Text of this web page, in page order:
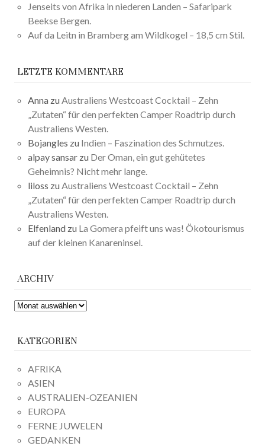
Jenseits von Afrika in niederen Landen – Safaripark
Beekse Bergen.
Auf da Leitn in Bramberg am Wildkogel – 18,5 cm Stil.
LETZTE KOMMENTARE
Anna zu Australiens Westcoast Cocktail – Zehn
„Zutaten“ für den perfekten Camper Roadtrip durch
Australiens Westen.
Bojangles zu Indien – Faszination des Schmutzes.
alpay sansar zu Der Oman, ein gut gehütetes
Geheimnis? Nicht mehr lange.
liloss zu Australiens Westcoast Cocktail – Zehn
„Zutaten“ für den perfekten Camper Roadtrip durch
Australiens Westen.
Elfenland zu La Gomera pfeift uns was! Ökotourismus
auf der kleinen Kanareninsel.
ARCHIV
ARCHIV
KATEGORIEN
AFRIKA
ASIEN
AUSTRALIEN-OZEANIEN
EUROPA
FERNE JUWELEN
GEDANKEN